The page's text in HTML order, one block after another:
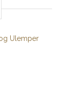
Ulemper